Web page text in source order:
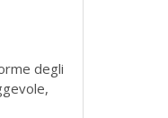
degli